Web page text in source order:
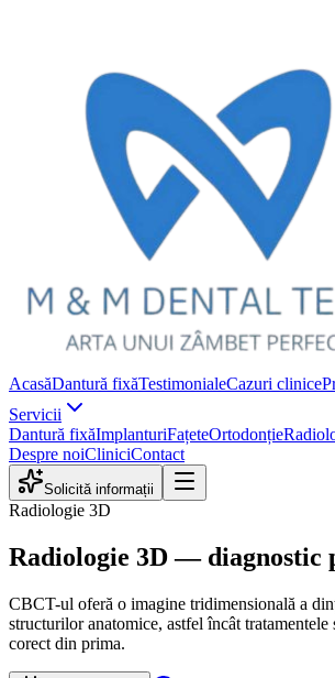
AcasăDantură fixăTestimonialeCazuri clinice
Servicii
Dantură fixăImplanturiFațeteOrtodonție
Despre noiCliniciContact
Solicită informații
Radiologie 3D
Radiologie 3D — diagnostic
CBCT-ul oferă o imagine tridimensională a
structurilor anatomice, astfel încât
corect din prima.